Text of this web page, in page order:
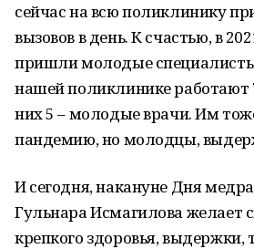
сейчас на всю поликлинику
вызовов в день. К счастью, в
пришли молодые
нашей поликлинике работают
них 5 – молодые врачи. Им
пандемию, но молодцы,
И сегодня, накануне Дня
Гульнара Исмагилова желает
крепкого здоровья, выдержки,